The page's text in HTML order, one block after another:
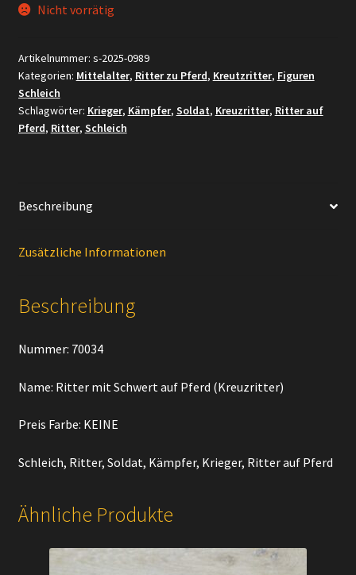
Nicht vorrätig
Artikelnummer: s-2025-0989
Kategorien: Mittelalter, Ritter zu Pferd, Kreutzritter, Figuren
Schleich
Schlagwörter: Krieger, Kämpfer, Soldat, Kreuzritter, Ritter auf
Pferd, Ritter, Schleich
Beschreibung
Zusätzliche Informationen
Beschreibung
Nummer: 70034
Name: Ritter mit Schwert auf Pferd (Kreuzritter)
Preis Farbe: KEINE
Schleich, Ritter, Soldat, Kämpfer, Krieger, Ritter auf Pferd
Ähnliche Produkte